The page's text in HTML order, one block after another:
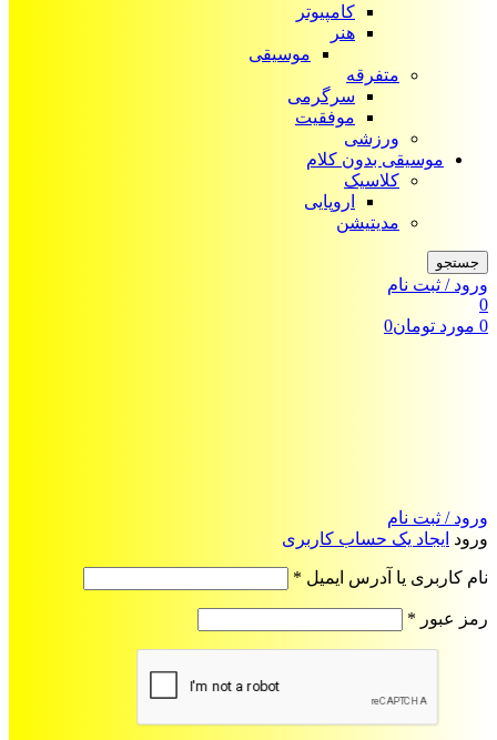
کامپیوتر
هنر
موسیقی
متفرقه
سرگرمی
موفقیت
ورزشی
موسیقی بدون کلام
کلاسیک
اروپایی
مدیتیشن
جستجو
ورود / ثبت نام
0
0 مورد تومان0
ورود / ثبت نام
ورود ایجاد یک حساب کاربری
نام کاربری یا آدرس ایمیل *
رمز عبور *